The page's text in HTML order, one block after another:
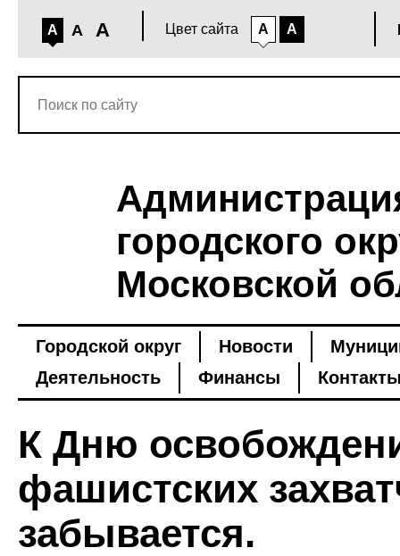
A A A Цвет сайта A A
городского
Московской
Городской округ Новости
Деятельность
Финансы
К Дню
фашистских
забывается.